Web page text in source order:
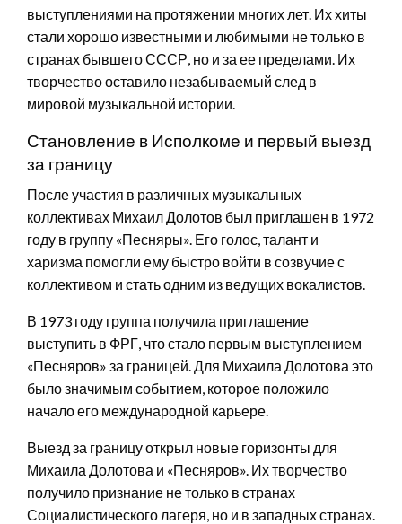
выступлениями на протяжении многих лет. Их хиты
стали хорошо известными и любимыми не только в
странах бывшего СССР, но и за ее пределами. Их
творчество оставило незабываемый след в
мировой музыкальной истории.
Становление в Исполкоме и первый выезд
за границу
После участия в различных музыкальных
коллективах Михаил Долотов был приглашен в 1972
году в группу «Песняры». Его голос, талант и
харизма помогли ему быстро войти в созвучие с
коллективом и стать одним из ведущих вокалистов.
В 1973 году группа получила приглашение
выступить в ФРГ, что стало первым выступлением
«Песняров» за границей. Для Михаила Долотова это
было значимым событием, которое положило
начало его международной карьере.
Выезд за границу открыл новые горизонты для
Михаила Долотова и «Песняров». Их творчество
получило признание не только в странах
Социалистического лагеря, но и в западных странах.